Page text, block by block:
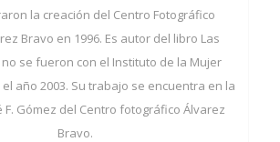
la creación del Centro Fotográfico
Bravo en 1996. Es autor del libro Las
se fueron con el Instituto de la Mujer
año 2003. Su trabajo se encuentra en la
F. Gómez del Centro fotográfico Álvarez
Bravo.